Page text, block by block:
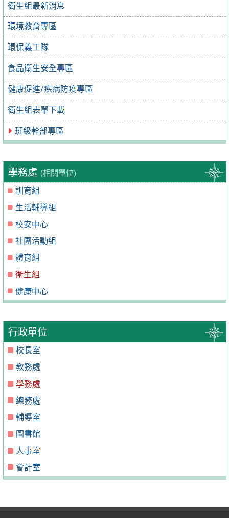
衛生組最新消息
環境教育專區
環保義工隊
食品衛生安全專區
健康促進/疾病防疫專區
衛生組表單下載
班級幹部專區
學務處 (相關單位)
訓育組
生活輔導組
校安中心
社團活動組
體育組
衛生組
健康中心
行政單位
校長室
教務處
學務處
總務處
輔導室
圖書館
人事室
會計室